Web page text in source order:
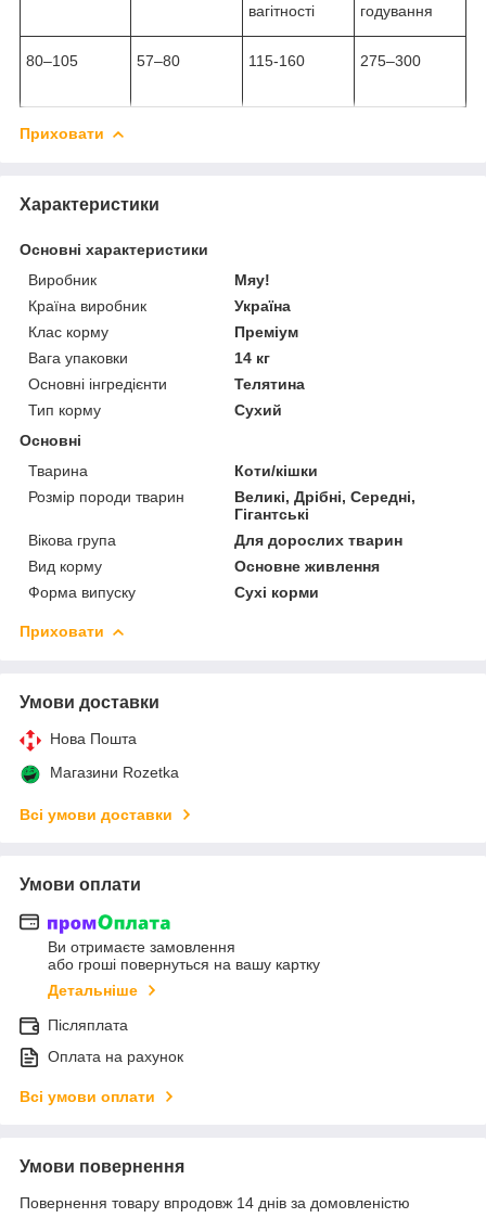
вагітності
годування
80–105 57–80 115-160 275–300
Приховати
Характеристики
Основні характеристики
Виробник
Мяу!
Країна виробник
Україна
Клас корму
Преміум
Вага упаковки
14 кг
Основні інгредієнти
Телятина
Тип корму
Сухий
Основні
Тварина
Коти/кішки
Розмір породи тварин
Великі, Дрібні, Середні,
Гігантські
Вікова група
Для дорослих тварин
Вид корму
Основне живлення
Форма випуску
Сухі корми
Приховати
Умови доставки
Нова Пошта
Магазини Rozetka
Всі умови доставки
Умови оплати
Ви отримаєте замовлення
або гроші повернуться на вашу картку
Детальніше
Післяплата
Оплата на рахунок
Всі умови оплати
Умови повернення
Повернення товару впродовж 14 днів за домовленістю